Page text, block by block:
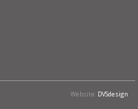
Website: DVSdesign